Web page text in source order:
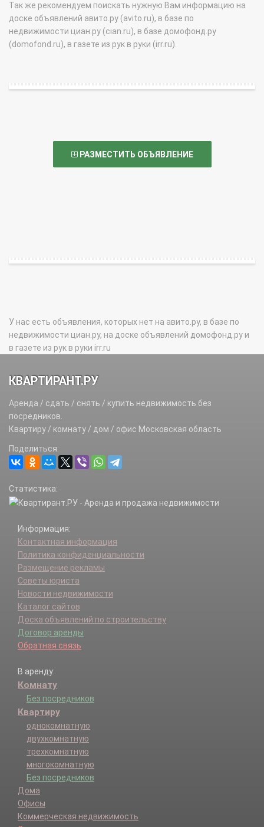
Так же рекомендуем поискать нужную Вам информацию на
доске объявлений авито.ру (avito.ru), в базе по
недвижимости циан.ру (cian.ru), в базе домофонд.ру
(domofond.ru), в газете из рук в руки (irr.ru).
РАЗМЕСТИТЬ ОБЪЯВЛЕНИЕ
У нас есть объявления, которых нет на авито.ру, в базе по
недвижимости циан.ру, на доске объявлений домофонд.ру и
в газете из рук в руки irr.ru
КВАРТИРАНТ.РУ
Аренда / сдать / снять / купить недвижимость без
посредников.
Квартиру / комнату / дом / офис Московская область
Поделиться:
Статистика:
Информация:
Контактная информация
Политика конфиденциальности
Размещение рекламы
Советы юриста
Новости недвижимости
Каталог сайтов
Доска объявлений по строительству
Договор аренды
Обратная связь
В аренду:
Комнату
Без посредников
Квартиру
однокомнатную
двухкомнатную
трехкомнатную
многокомнатную
Без посредников
Дома
Офисы
Коммерческая недвижимость